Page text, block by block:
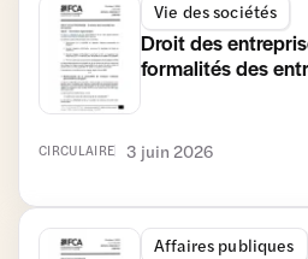
Vie des sociétés
Droit des
formalités des
CIRCULAIRE 3 juin 2026
Affaires publiques